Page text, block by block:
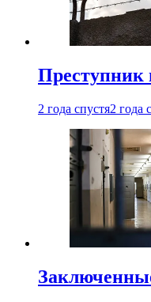
Преступник
2 года спустя2 года